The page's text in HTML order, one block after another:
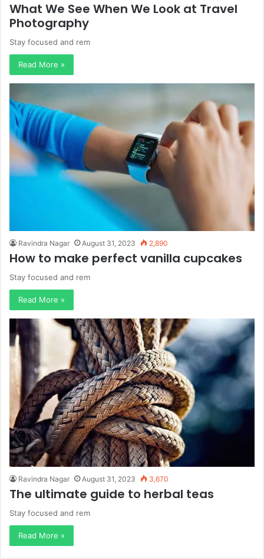
What We See When We Look at Travel
Photography
Stay focused and rem
Read More »
Ravindra Nagar August 31, 2023 2,890
How to make perfect vanilla cupcakes
Stay focused and rem
Read More »
Ravindra Nagar August 31, 2023 3,670
The ultimate guide to herbal teas
Stay focused and rem
Read More »